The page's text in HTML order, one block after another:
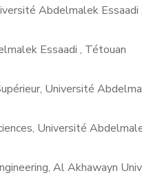
Abdelmalek Essaadi
Essaadi , Tétouan
Université
Université
Al Akhawayn